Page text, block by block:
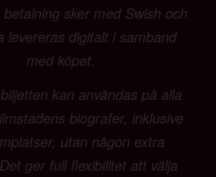
sker med Swish och
levereras digitalt i samband
med köpet.
kan användas på alla
biografer, inklusive
utan någon extra
ger full flexibilitet att välja